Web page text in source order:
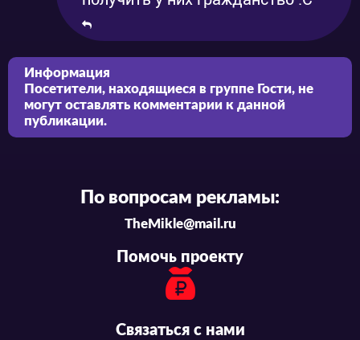
Информация
Посетители, находящиеся в группе Гости, не
могут оставлять комментарии к данной
публикации.
По вопросам рекламы:
TheMikle@mail.ru
Помочь проекту
Связаться с нами